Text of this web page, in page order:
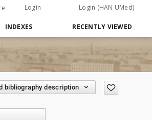
Login Login (HAN UMed)
INDEXES RECENTLY VIEWED
bibliography description